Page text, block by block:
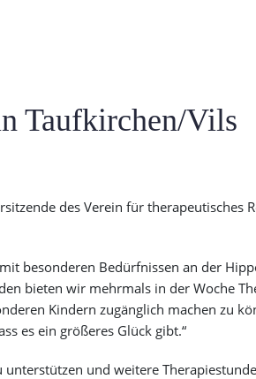
Taufkirchen/Vils
des Verein für therapeutisches
besonderen Bedürfnissen an der
bieten wir mehrmals in der Woche
Kindern zugänglich machen zu
es ein größeres Glück gibt.“
und weitere